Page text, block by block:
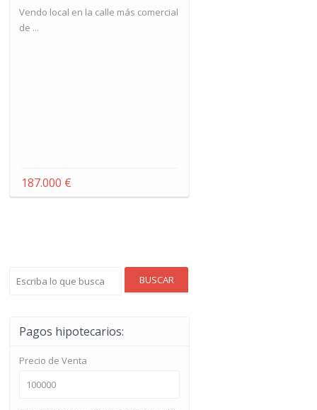
Vendo local en la calle más comercial
de ...
187.000 €
BUSCAR
Pagos hipotecarios:
Precio de Venta